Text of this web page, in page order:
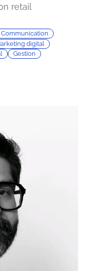
retail
Communication
digital
Gestion